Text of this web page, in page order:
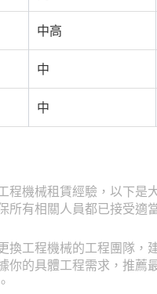
中高
中
中
程機械租賃經驗，以下是
所有相關人員都已接受適
換工程機械的工程團隊，
你的具體工程需求，推薦